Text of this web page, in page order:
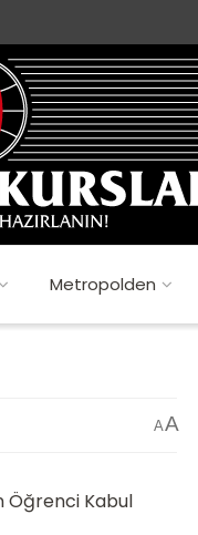
Metropolden
AA
Öğrenci Kabul